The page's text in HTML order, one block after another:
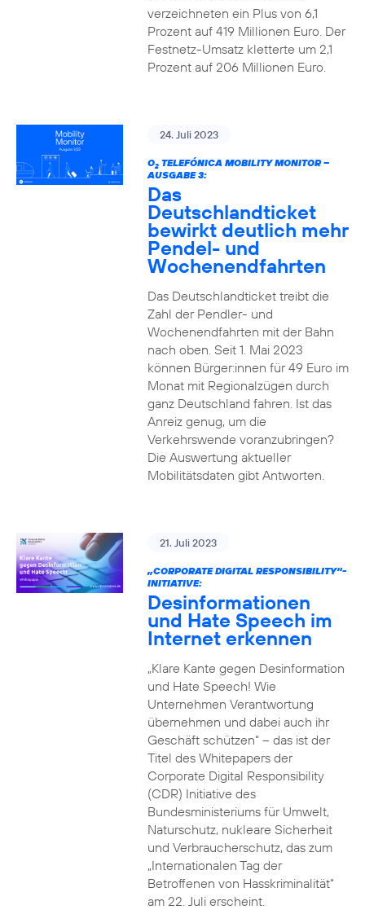
verzeichneten ein Plus von 6,1
Prozent auf 419 Millionen Euro. Der
Festnetz-Umsatz kletterte um 2,1
Prozent auf 206 Millionen Euro.
24. Juli 2023
O2TELEFÓNICA MOBILITY MONITOR –
AUSGABE 3:
Das
Deutschlandticket
bewirkt deutlich mehr
Pendel- und
Wochenendfahrten
Das Deutschlandticket treibt die
Zahl der Pendler- und
Wochenendfahrten mit der Bahn
nach oben. Seit 1. Mai 2023
können Bürger:innen für 49 Euro im
Monat mit Regionalzügen durch
ganz Deutschland fahren. Ist das
Anreiz genug, um die
Verkehrswende voranzubringen?
Die Auswertung aktueller
Mobilitätsdaten gibt Antworten.
21. Juli 2023
„CORPORATE DIGITAL RESPONSIBILITY“-
INITIATIVE:
Desinformationen
und Hate Speech im
Internet erkennen
„Klare Kante gegen Desinformation
und Hate Speech! Wie
Unternehmen Verantwortung
übernehmen und dabei auch ihr
Geschäft schützen“ – das ist der
Titel des Whitepapers der
Corporate Digital Responsibility
(CDR) Initiative des
Bundesministeriums für Umwelt,
Naturschutz, nukleare Sicherheit
und Verbraucherschutz, das zum
„Internationalen Tag der
Betroffenen von Hasskriminalität“
am 22. Juli erscheint.